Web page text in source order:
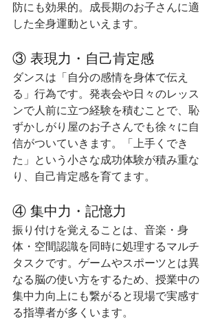
防にも効果的。成長期のお子さんに適
した全身運動といえます。
③ 表現力・自己肯定感
ダンスは「自分の感情を身体で伝え
る」行為です。発表会や日々のレッス
ンで人前に立つ経験を積むことで、恥
ずかしがり屋のお子さんでも徐々に自
信がついていきます。「上手くでき
た」という小さな成功体験が積み重な
り、自己肯定感を育てます。
④ 集中力・記憶力
振り付けを覚えることは、音楽・身
体・空間認識を同時に処理するマルチ
タスクです。ゲームやスポーツとは異
なる脳の使い方をするため、授業中の
集中力向上にも繋がると現場で実感す
る指導者が多くいます。